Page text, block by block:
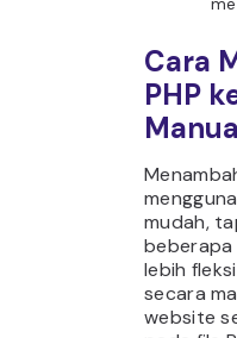
Cara
PHP
mudah,
beberapa
lebih
secara
website